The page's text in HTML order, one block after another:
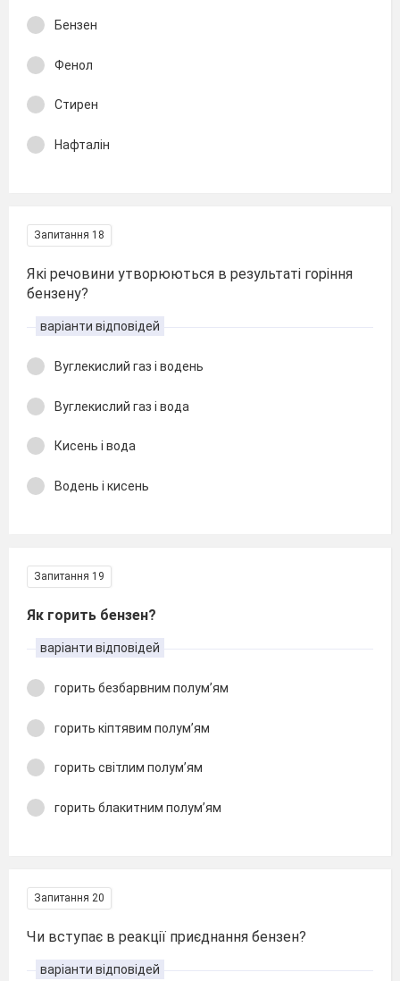
Бензен
Фенол
Стирен
Нафталін
Запитання 18
Які речовини утворюються в результаті горіння
бензену?
варіанти відповідей
Вуглекислий газ і водень
Вуглекислий газ і вода
Кисень і вода
Водень і кисень
Запитання 19
Як горить бензен?
варіанти відповідей
горить безбарвним полум’ям
горить кіптявим полум’ям
горить світлим полум’ям
горить блакитним полум’ям
Запитання 20
Чи вступає в реакції приєднання бензен?
варіанти відповідей